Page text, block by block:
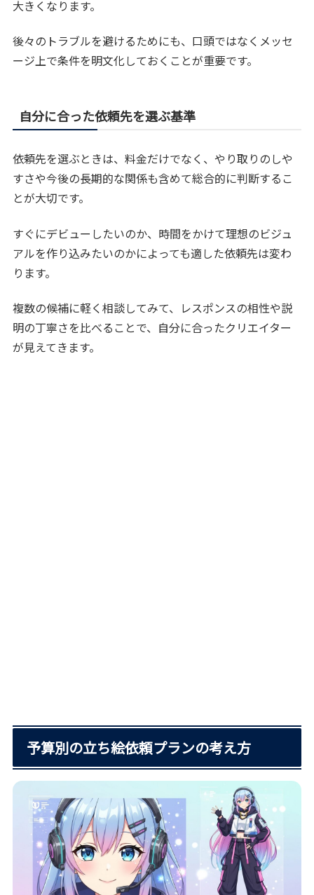
大きくなります。
後々のトラブルを避けるためにも、口頭ではなくメッセ
ージ上で条件を明文化しておくことが重要です。
自分に合った依頼先を選ぶ基準
依頼先を選ぶときは、料金だけでなく、やり取りのしや
すさや今後の長期的な関係も含めて総合的に判断するこ
とが大切です。
すぐにデビューしたいのか、時間をかけて理想のビジュ
アルを作り込みたいのかによっても適した依頼先は変わ
ります。
複数の候補に軽く相談してみて、レスポンスの相性や説
明の丁寧さを比べることで、自分に合ったクリエイター
が見えてきます。
予算別の立ち絵依頼プランの考え方